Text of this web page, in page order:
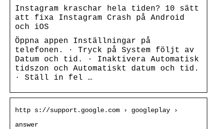
Instagram kraschar hela tiden? 10 sätt
att fixa Instagram Crash på Android
och iOS
Öppna appen Inställningar på
telefonen. · Tryck på System följt av
Datum och tid. · Inaktivera Automatisk
tidszon och Automatiskt datum och tid.
· Ställ in fel …
http s://support.google.com › googleplay ›
answer